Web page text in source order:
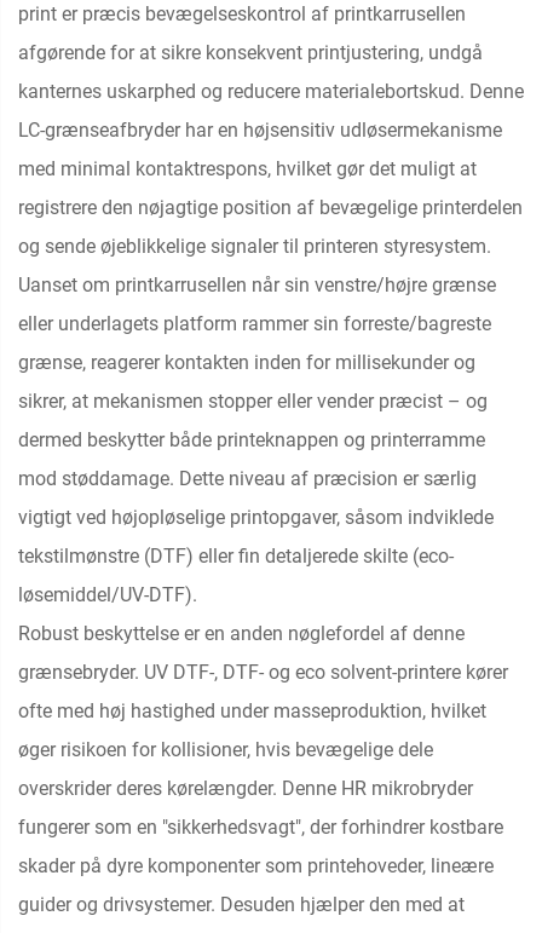
print er præcis bevægelseskontrol af printkarrusellen
afgørende for at sikre konsekvent printjustering, undgå
kanternes uskarphed og reducere materialebortskud. Denne
LC-grænseafbryder har en højsensitiv udløsermekanisme
med minimal kontaktrespons, hvilket gør det muligt at
registrere den nøjagtige position af bevægelige printerdelen
og sende øjeblikkelige signaler til printeren styresystem.
Uanset om printkarrusellen når sin venstre/højre grænse
eller underlagets platform rammer sin forreste/bagreste
grænse, reagerer kontakten inden for millisekunder og
sikrer, at mekanismen stopper eller vender præcist – og
dermed beskytter både printeknappen og printerramme
mod støddamage. Dette niveau af præcision er særlig
vigtigt ved højopløselige printopgaver, såsom indviklede
tekstilmønstre (DTF) eller fin detaljerede skilte (eco-
løsemiddel/UV-DTF).
Robust beskyttelse er en anden nøglefordel af denne
grænsebryder. UV DTF-, DTF- og eco solvent-printere kører
ofte med høj hastighed under masseproduktion, hvilket
øger risikoen for kollisioner, hvis bevægelige dele
overskrider deres kørelængder. Denne HR mikrobryder
fungerer som en "sikkerhedsvagt", der forhindrer kostbare
skader på dyre komponenter som printehoveder, lineære
guider og drivsystemer. Desuden hjælper den med at